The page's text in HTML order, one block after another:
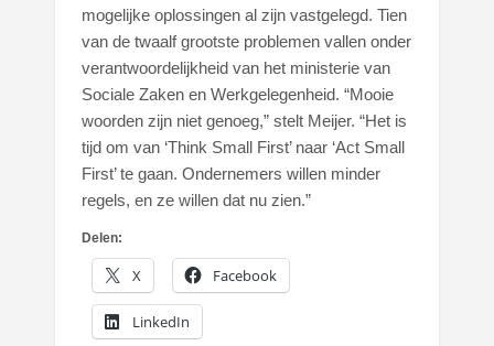
mogelijke oplossingen al zijn vastgelegd. Tien
van de twaalf grootste problemen vallen onder
verantwoordelijkheid van het ministerie van
Sociale Zaken en Werkgelegenheid. “Mooie
woorden zijn niet genoeg,” stelt Meijer. “Het is
tijd om van ‘Think Small First’ naar ‘Act Small
First’ te gaan. Ondernemers willen minder
regels, en ze willen dat nu zien.”
Delen:
X Facebook
LinkedIn